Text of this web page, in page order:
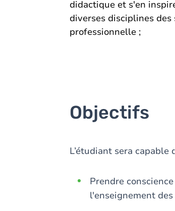
didactique et s'en
diverses disciplines
professionnelle ;
Objectifs
L’étudiant sera capable
Prendre
l'enseignement